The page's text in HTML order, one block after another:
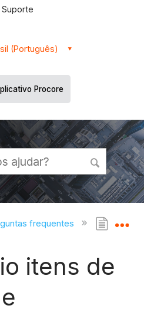
Suporte
(Português)
Procore
hierarquia
frequentes
itens de